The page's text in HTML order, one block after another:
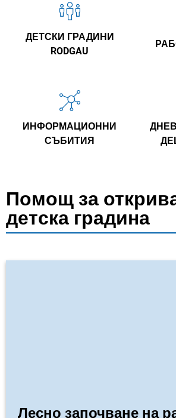
ДЕТСКИ ГРАДИНИ
RODGAU
ИНФОРМАЦИОННИ
СЪБИТИЯ
Помощ за
детска градина
Лесно започване на